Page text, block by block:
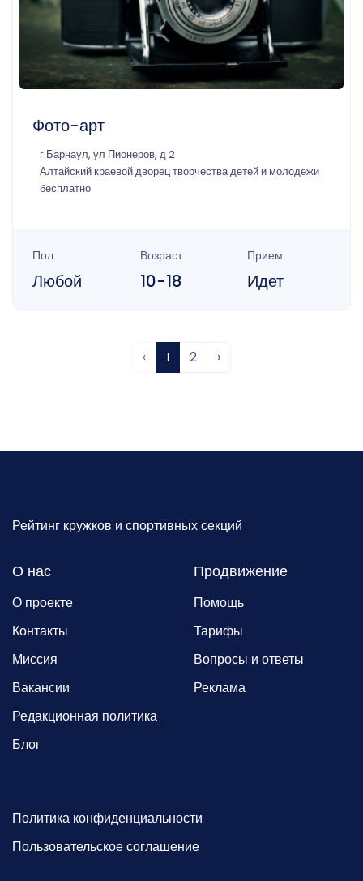
Фото-арт
г Барнаул, ул Пионеров, д 2
Алтайский краевой дворец творчества детей и молодежи
бесплатно
Пол
Любой
Возраст
10-18
Прием
Идет
‹ 1 2 ›
Рейтинг кружков и спортивных секций
О нас
О проекте
Контакты
Миссия
Вакансии
Редакционная политика
Блог
Продвижение
Помощь
Тарифы
Вопросы и ответы
Реклама
Политика конфиденциальности
Пользовательское соглашение